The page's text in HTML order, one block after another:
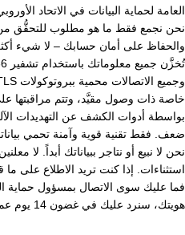
العامة لحماية البيانات في الاتحاد
نحن نجمع فقط ما هو مطلوب للتحقُّق من
والحفاظ على أمان حسابك – لا شيء
خاصة ذات وصول مقيَّد، وتتم مراقبتها
بواسطة أدوات الكشف عن التهديدات
ضعف. فقط تقنية قوية وآمنة تحمي
نحن لا نبيع أو نتاجر ببياناتك أبداً. لا
استثناءات. إذا كنت تريد الاطلاع على ما
فما عليك سوى الاتصال بمسؤول حماية
هويتك، سنرد عليك في غضون 14 يوم عمل – لأن بياناتك تخصك.